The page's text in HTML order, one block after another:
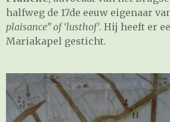
halfweg de 17de eeuw eigenaar
plaisance” of ‘lusthof’. Hij heeft er
Mariakapel gesticht.